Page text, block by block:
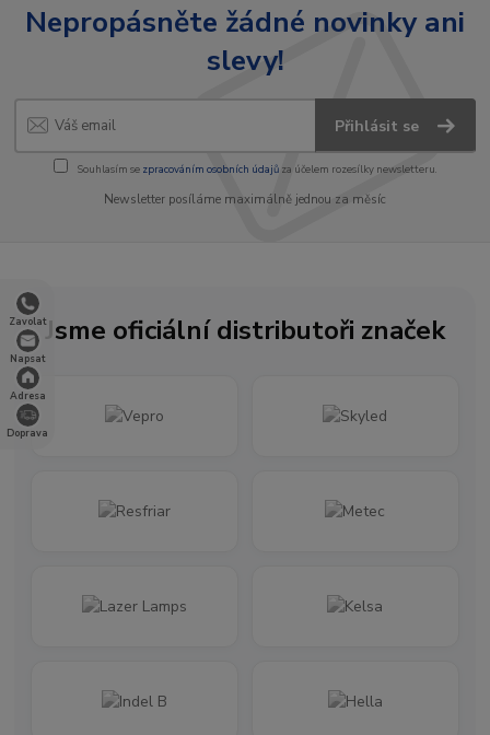
Zavolat
Napsat
Adresa
Doprava
Nepropásněte žádné novinky ani
slevy!
Přihlásit se
Souhlasím se zpracováním osobních údajůza účelem rozesílky newsletteru.
Newsletter posíláme maximálně jednou za měsíc
Jsme oficiální distributoři značek